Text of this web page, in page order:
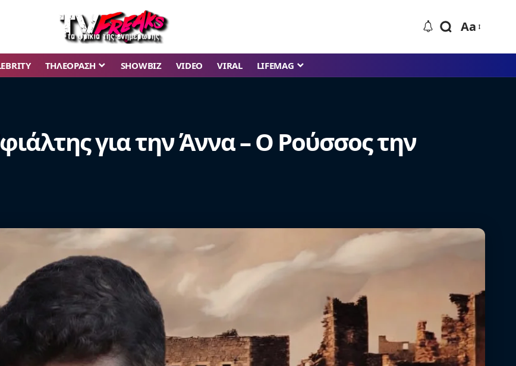
Aa
ΤΗΛΕΟΡΑΣΗ SHOWBIZ VIDEO VIRAL LIFEMAG
για την Άννα – Ο Ρούσσος την